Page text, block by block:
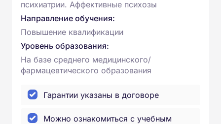
психиатрии. Аффективные психозы
Направление обучения:
Повышение квалификации
Уровень образования:
На базе среднего медицинского/
фармацевтического образования
Гарантии указаны в договоре
Можно ознакомиться с учебным